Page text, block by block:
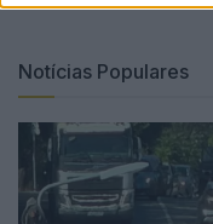
Notícias Populares